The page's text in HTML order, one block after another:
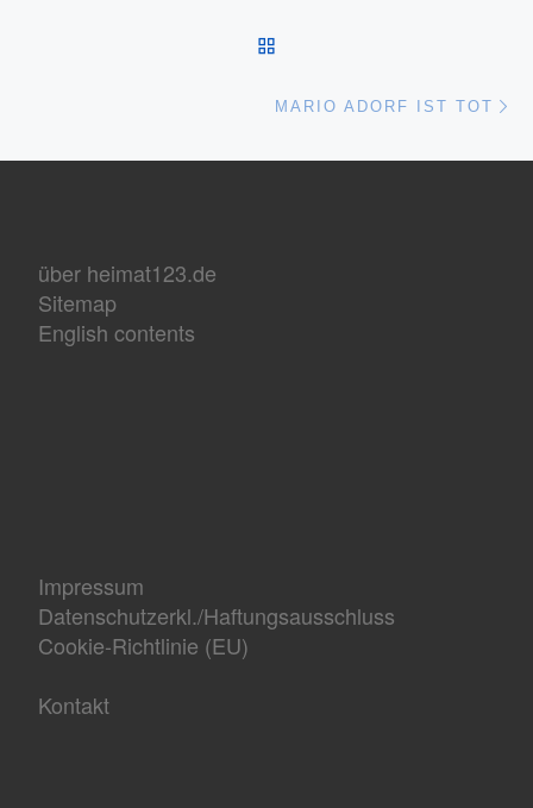
MARIO ADORF IST TOT
über heimat123.de
Sitemap
English contents
Impressum
Datenschutzerkl./Haftungsausschluss
Cookie-Richtlinie (EU)
Kontakt